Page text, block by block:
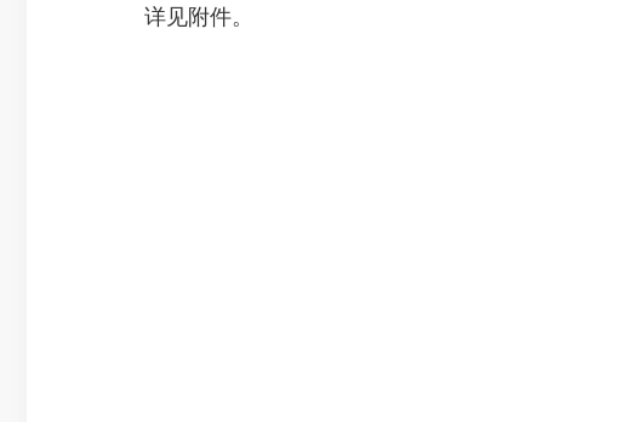
详见附件。